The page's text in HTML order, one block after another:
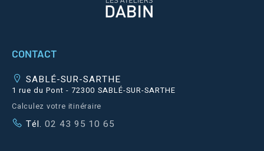
CONTACT
SABLÉ-SUR-SARTHE
1 rue du Pont - 72300 SABLÉ-SUR-SARTHE
Calculez votre itinéraire
Tél. 02 43 95 10 65